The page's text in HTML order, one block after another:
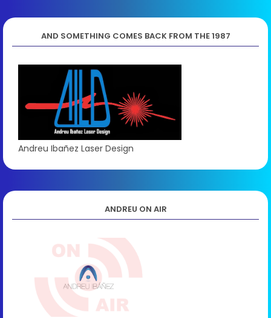
AND SOMETHING COMES BACK FROM THE 1987
Andreu Ibañez Laser Design
ANDREU ON AIR